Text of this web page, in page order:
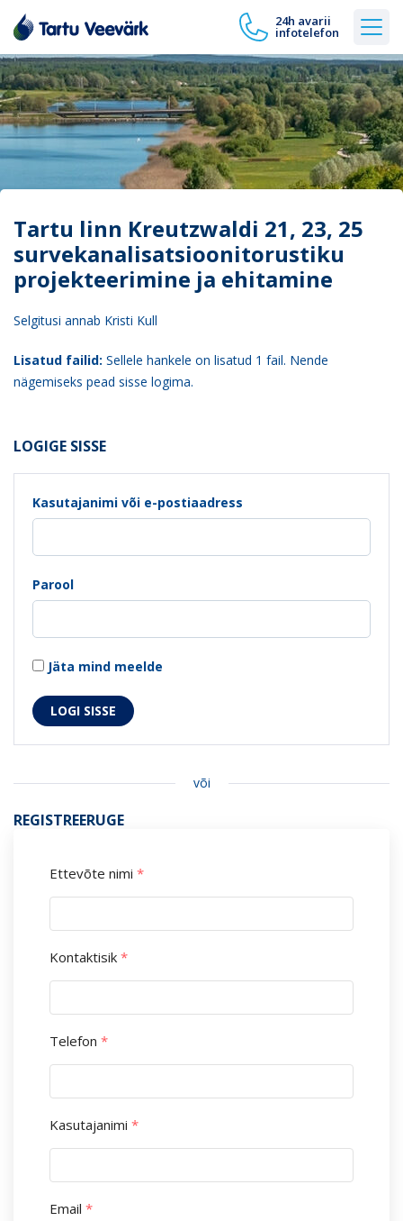
24h avarii
infotelefon
Tartu linn Kreutzwaldi 21, 23, 25
survekanalisatsioonitorustiku
projekteerimine ja ehitamine
Selgitusi annab Kristi Kull
Lisatud failid: Sellele hankele on lisatud 1 fail. Nende
nägemiseks pead sisse logima.
LOGIGE SISSE
Kasutajanimi või e-postiaadress
Parool
Jäta mind meelde
või
REGISTREERUGE
Ettevõte nimi *
Kontaktisik *
Telefon *
Kasutajanimi *
Email *